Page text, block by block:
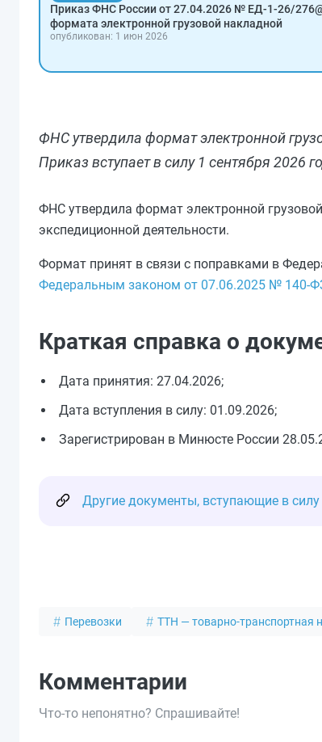
Приказ ФНС России от 27.04.2026 № ЕД-1-26/
формата электронной грузовой накладной
опубликован: 1 июн 2026
ФНС утвердила формат электронной
Приказ вступает в силу 1 сентября 2026
ФНС утвердила формат электронной
экспедиционной деятельности.
Формат принят в связи с поправками в
Федеральным законом от 07.06.2025 № 140-
Краткая справка о
Дата принятия: 27.04.2026;
Дата вступления в силу: 01.09.2026;
Зарегистрирован в Минюсте России
Другие документы, вступающие в силу
Перевозки ТТН — товарно-транспортная
Комментарии
Что-то непонятно? Спрашивайте!